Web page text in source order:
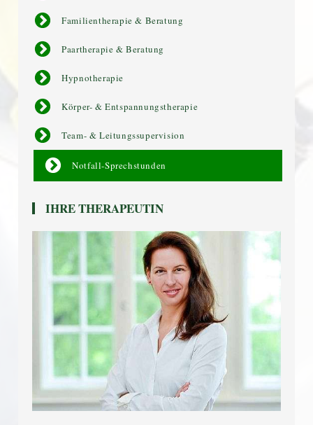
Familientherapie & Beratung
Paartherapie & Beratung
Hypnotherapie
Körper- & Entspannungstherapie
Team- & Leitungssupervision
Notfall-Sprechstunden
IHRE THERAPEUTIN